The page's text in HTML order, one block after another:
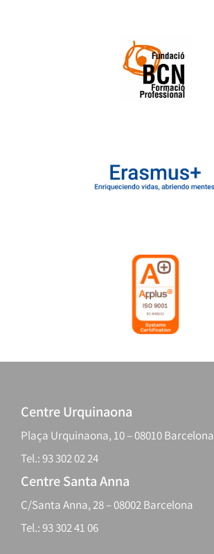
Centre Urquinaona
Plaça Urquinaona, 10 – 08010 Barcelona
Tel.: 93 302 02 24
Centre Santa Anna
C/Santa Anna, 28 – 08002 Barcelona
Tel.: 93 302 41 06